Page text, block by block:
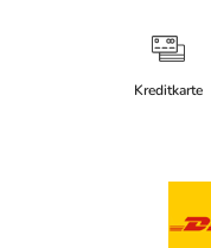
Kreditkarte